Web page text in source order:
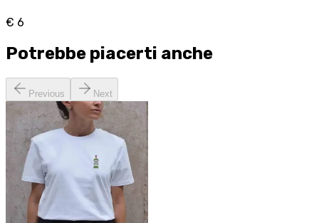
€ 6
Potrebbe piacerti anche
Previous Next